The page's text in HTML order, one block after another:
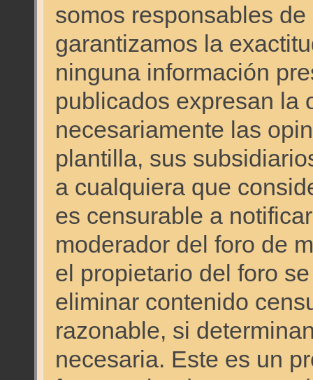
somos responsables
garantizamos la
ninguna información
publicados expresan la
necesariamente las
plantilla, sus
a cualquiera que
es censurable a
moderador del foro de
el propietario del foro
eliminar contenido
razonable, si
necesaria. Este es un